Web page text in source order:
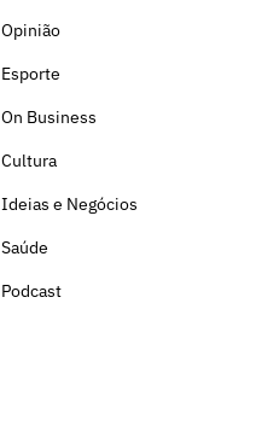
Opinião
Esporte
On Business
Cultura
Ideias e Negócios
Saúde
Podcast